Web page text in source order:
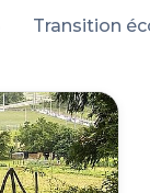
Transition